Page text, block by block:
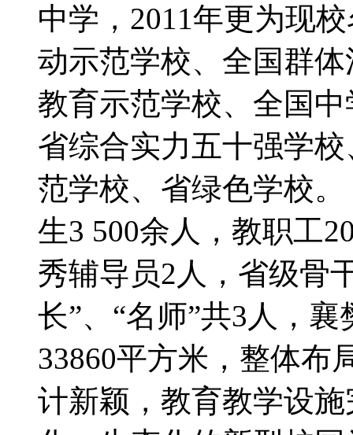
中学，2011年更为现
动示范学校、全国群
教育示范学校、全国
省综合实力五十强学
范学校、省绿色学校
生3 500余人，教职工
秀辅导员2人，省级骨
长”、“名师”共3人，
33860平方米，整体布
计新颖，教育教学设